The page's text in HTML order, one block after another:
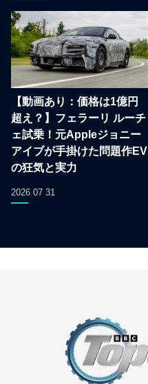
【動画あり：価格は1億円
超え？】フェラーリ ルーチ
ェ試乗！元Appleジョニー
アイブが手掛けた問題作EV
の狂気と実力
2026 07 31